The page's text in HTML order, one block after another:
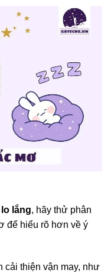
lắng, hãy thử phân
để hiểu rõ hơn về ý
cải thiện vận may, như